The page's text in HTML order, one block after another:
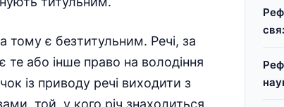
є безтитульним. Речі, за
те або інше право на володіння
із приводу речі виходити з
той, у кого річ знаходиться,